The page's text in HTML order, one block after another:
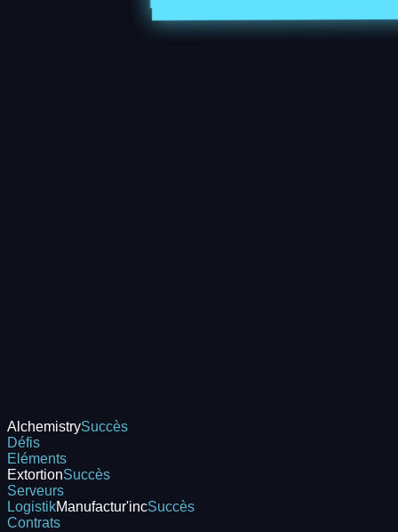
AlchemistrySuccès
Défis
Eléments
ExtortionSuccès
Serveurs
LogistikManufactur'incSuccès
Contrats